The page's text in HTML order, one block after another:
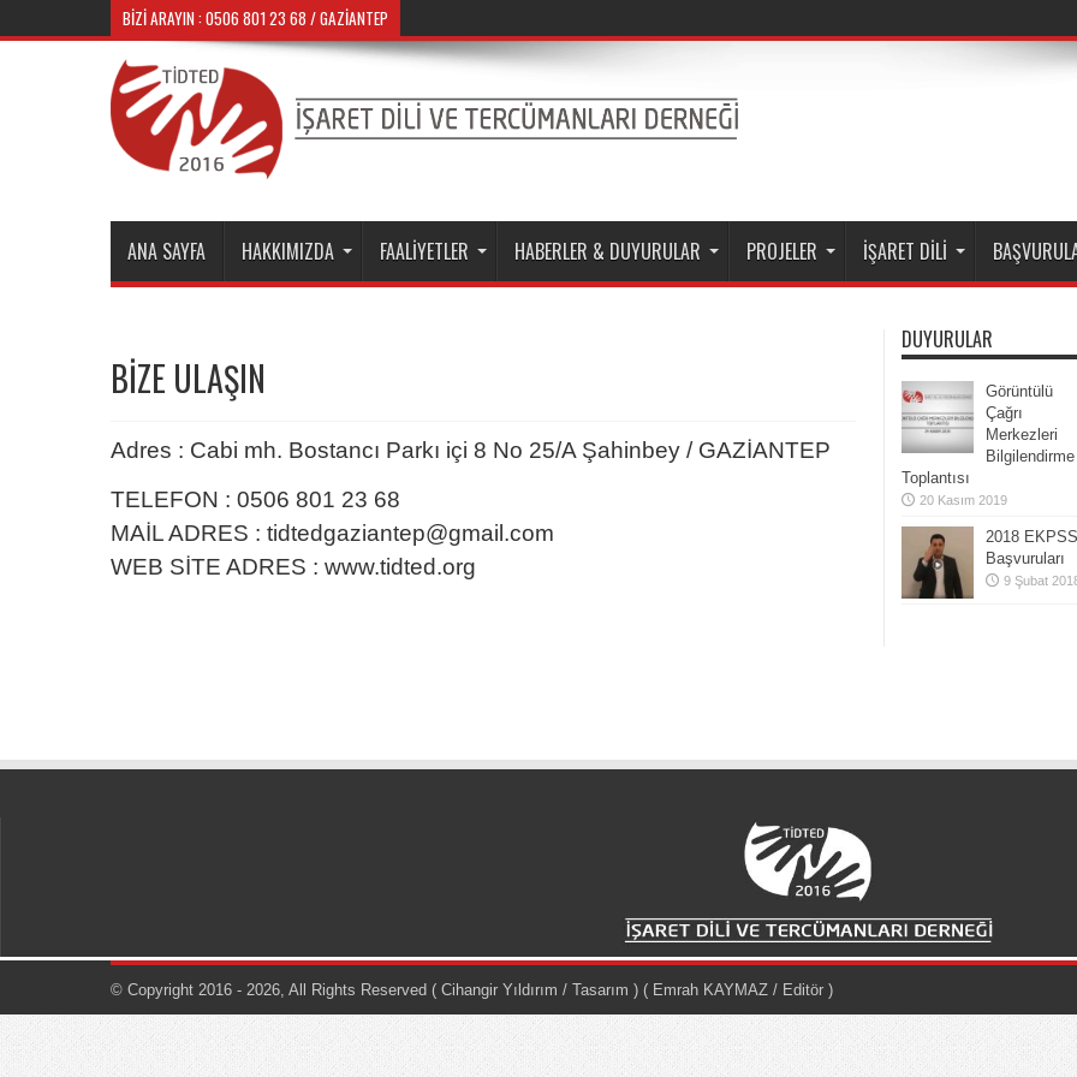
BIZI ARAYIN : 0506 801 23 68 / GAZIANTEP
ANA SAYFA HAKKIMIZDA FAALİYETLER HABERLER & DUYURULAR PROJELER İŞARET DİLİ
BİZE ULAŞIN
Adres : Cabi mh. Bostancı Parkı içi 8 No 25/A Şahinbey / GAZİANTEP
TELEFON : 0506 801 23 68
MAİL ADRES : tidtedgaziantep@gmail.com
WEB SİTE ADRES : www.tidted.org
DUYURULAR
Görüntülü
Çağrı
Merkezleri
Bilgilendirme
Toplantısı
20 Kasım 2019
2018 EKPSS
Başvuruları
9 Şubat
© Copyright 2016 - 2026, All Rights Reserved ( Cihangir Yıldırım / Tasarım ) ( Emrah KAYMAZ / Editör )